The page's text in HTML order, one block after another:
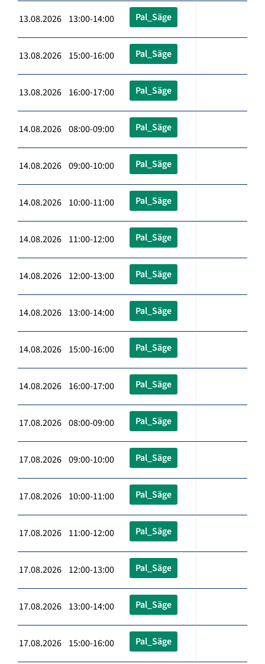
13.08.2026 13:00-14:00 Pal_Säge
13.08.2026 15:00-16:00 Pal_Säge
13.08.2026 16:00-17:00 Pal_Säge
14.08.2026 08:00-09:00 Pal_Säge
14.08.2026 09:00-10:00 Pal_Säge
14.08.2026 10:00-11:00 Pal_Säge
14.08.2026 11:00-12:00 Pal_Säge
14.08.2026 12:00-13:00 Pal_Säge
14.08.2026 13:00-14:00 Pal_Säge
14.08.2026 15:00-16:00 Pal_Säge
14.08.2026 16:00-17:00 Pal_Säge
17.08.2026 08:00-09:00 Pal_Säge
17.08.2026 09:00-10:00 Pal_Säge
17.08.2026 10:00-11:00 Pal_Säge
17.08.2026 11:00-12:00 Pal_Säge
17.08.2026 12:00-13:00 Pal_Säge
17.08.2026 13:00-14:00 Pal_Säge
17.08.2026 15:00-16:00 Pal_Säge